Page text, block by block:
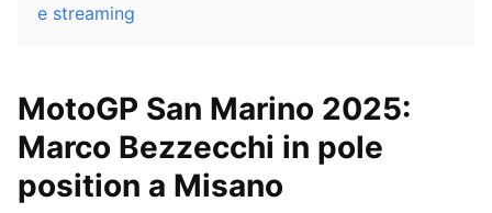
e streaming
MotoGP San Marino 2025:
Marco Bezzecchi in pole
position a Misano